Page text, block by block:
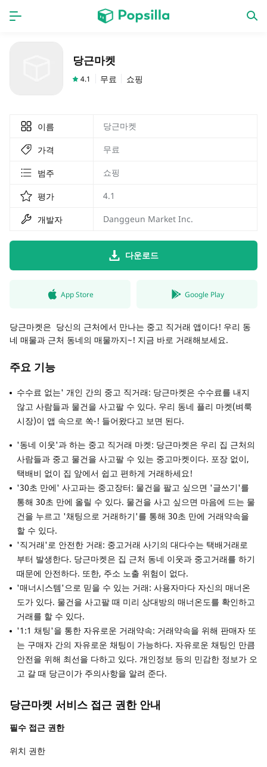
당근마켓
4.1 무료 쇼핑
이름 당근마켓
가격 무료
범주 쇼핑
평가 4.1
개발자 Danggeun Market Inc.
다운로드
App Store Google Play
당근마켓은 당신의 근처에서 만나는 중고 직거래 앱이다! 우리 동
네 매물과 근처 동네의 매물까지~! 지금 바로 거래해보세요.
주요 기능
수수료 없는' 개인 간의 중고 직거래: 당근마켓은 수수료를 내지
않고 사람들과 물건을 사고팔 수 있다. 우리 동네 플리 마켓(벼룩
시장)이 앱 속으로 쏙-! 들어왔다고 보면 된다.
'동네 이웃'과 하는 중고 직거래 마켓: 당근마켓은 우리 집 근처의
사람들과 중고 물건을 사고팔 수 있는 중고마켓이다. 포장 없이,
택배비 없이 집 앞에서 쉽고 편하게 거래하세요!
'30초 만에' 사고파는 중고장터: 물건을 팔고 싶으면 '글쓰기'를
통해 30초 만에 올릴 수 있다. 물건을 사고 싶으면 마음에 드는 물
건을 누르고 '채팅으로 거래하기'를 통해 30초 만에 거래약속을
할 수 있다.
'직거래'로 안전한 거래: 중고거래 사기의 대다수는 택배거래로
부터 발생한다. 당근마켓은 집 근처 동네 이웃과 중고거래를 하기
때문에 안전하다. 또한, 주소 노출 위험이 없다.
'매너시스템'으로 믿을 수 있는 거래: 사용자마다 자신의 매너온
도가 있다. 물건을 사고팔 때 미리 상대방의 매너온도를 확인하고
거래를 할 수 있다.
'1:1 채팅'을 통한 자유로운 거래약속: 거래약속을 위해 판매자 또
는 구매자 간의 자유로운 채팅이 가능하다. 자유로운 채팅인 만큼
안전을 위해 최선을 다하고 있다. 개인정보 등의 민감한 정보가 오
고 갈 때 당근이가 주의사항을 알려 준다.
당근마켓 서비스 접근 권한 안내
필수 접근 권한
위치 권한